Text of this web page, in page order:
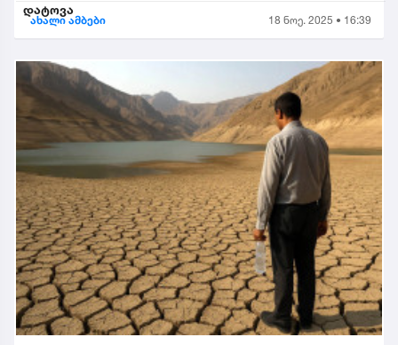
დატოვა
ახალი ამბები 18 ნოე. 2025 • 16:39